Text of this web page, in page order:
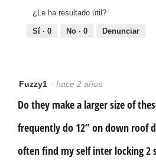
¿Le ha resultado útil?
Sí · 0 No · 0 Denunciar
Fuzzy1 · hace 2 años
Do they make a larger size of
frequently do 12” on down roof
often find my self inter locking 2